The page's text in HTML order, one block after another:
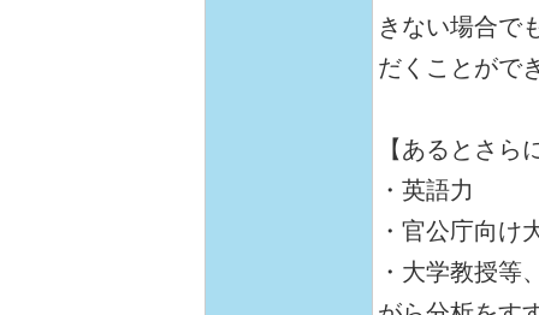
きない場合で
だくことがで
【あるとさ
・英語力
・官公庁向け
・大学教授等